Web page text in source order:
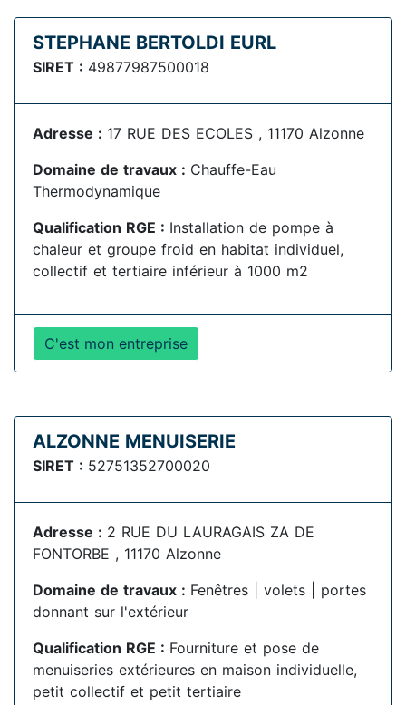
STEPHANE BERTOLDI EURL
SIRET : 49877987500018
Adresse : 17 RUE DES ECOLES , 11170 Alzonne
Domaine de travaux : Chauffe-Eau
Thermodynamique
Qualification RGE : Installation de pompe à
chaleur et groupe froid en habitat individuel,
collectif et tertiaire inférieur à 1000 m2
C'est mon entreprise
ALZONNE MENUISERIE
SIRET : 52751352700020
Adresse : 2 RUE DU LAURAGAIS ZA DE
FONTORBE , 11170 Alzonne
Domaine de travaux : Fenêtres | volets | portes
donnant sur l'extérieur
Qualification RGE : Fourniture et pose de
menuiseries extérieures en maison individuelle,
petit collectif et petit tertiaire